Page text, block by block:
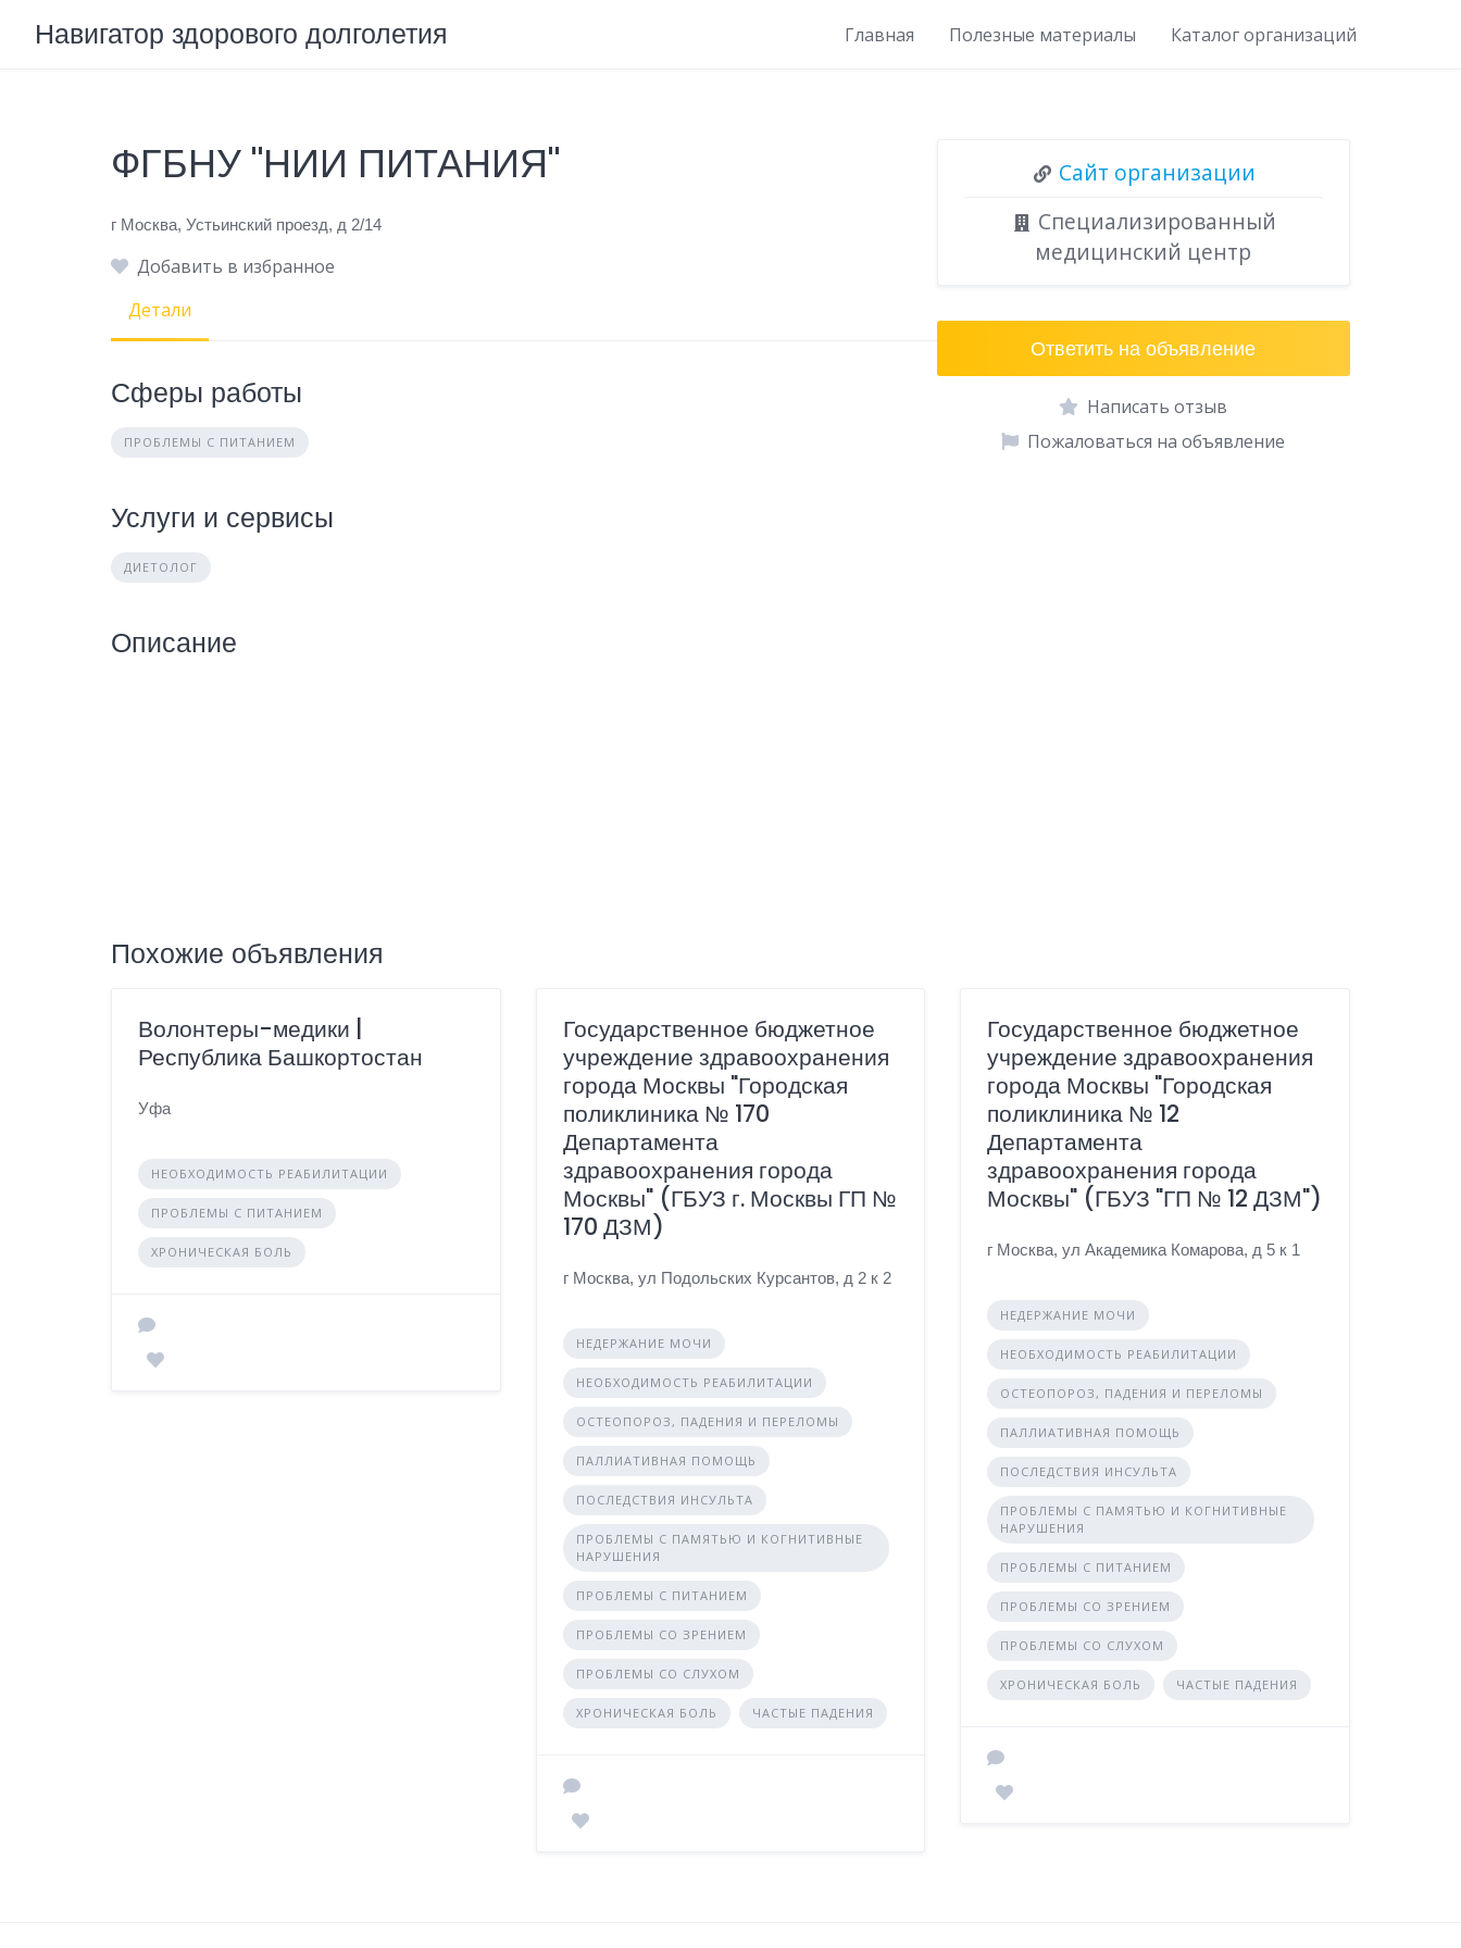
Навигатор здорового долголетия Главная Полезные материалы Каталог организаций
ФГБНУ "НИИ ПИТАНИЯ"
г Москва, Устьинский проезд, д 2/14
Добавить в избранное
Детали
Сферы работы
ПРОБЛЕМЫ С ПИТАНИЕМ
Услуги и сервисы
ДИЕТОЛОГ
Описание
Сайт организации
Специализированный
медицинский центр
Ответить на объявление
Написать отзыв
Пожаловаться на объявление
Похожие объявления
Волонтеры-медики |
Республика Башкортостан
Уфа
НЕОБХОДИМОСТЬ РЕАБИЛИТАЦИИ
ПРОБЛЕМЫ С ПИТАНИЕМ
ХРОНИЧЕСКАЯ БОЛЬ
Государственное бюджетное
учреждение здравоохранения
города Москвы "Городская
поликлиника № 170
Департамента
здравоохранения города
Москвы" (ГБУЗ г. Москвы ГП №
170 ДЗМ)
г Москва, ул Подольских Курсантов, д 2 к 2
НЕДЕРЖАНИЕ МОЧИ
НЕОБХОДИМОСТЬ РЕАБИЛИТАЦИИ
ОСТЕОПОРОЗ, ПАДЕНИЯ И ПЕРЕЛОМЫ
ПАЛЛИАТИВНАЯ ПОМОЩЬ
ПОСЛЕДСТВИЯ ИНСУЛЬТА
ПРОБЛЕМЫ С ПАМЯТЬЮ И КОГНИТИВНЫЕ
НАРУШЕНИЯ
ПРОБЛЕМЫ С ПИТАНИЕМ
ПРОБЛЕМЫ СО ЗРЕНИЕМ
ПРОБЛЕМЫ СО СЛУХОМ
ХРОНИЧЕСКАЯ БОЛЬ ЧАСТЫЕ ПАДЕНИЯ
Государственное бюджетное
учреждение здравоохранения
города Москвы "Городская
поликлиника № 12
Департамента
здравоохранения города
Москвы" (ГБУЗ "ГП № 12 ДЗМ")
г Москва, ул Академика Комарова, д 5 к 1
НЕДЕРЖАНИЕ МОЧИ
НЕОБХОДИМОСТЬ РЕАБИЛИТАЦИИ
ОСТЕОПОРОЗ, ПАДЕНИЯ И ПЕРЕЛОМЫ
ПАЛЛИАТИВНАЯ ПОМОЩЬ
ПОСЛЕДСТВИЯ ИНСУЛЬТА
ПРОБЛЕМЫ С ПАМЯТЬЮ И КОГНИТИВНЫЕ
НАРУШЕНИЯ
ПРОБЛЕМЫ С ПИТАНИЕМ
ПРОБЛЕМЫ СО ЗРЕНИЕМ
ПРОБЛЕМЫ СО СЛУХОМ
ХРОНИЧЕСКАЯ БОЛЬ ЧАСТЫЕ ПАДЕНИЯ